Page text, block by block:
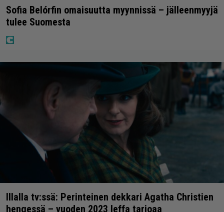
Sofia Belórfin omaisuutta myynnissä – jälleenmyyjä
tulee Suomesta
Illalla tv:ssä: Perinteinen dekkari Agatha Christien
hengessä – vuoden 2023 leffa tarjoaa